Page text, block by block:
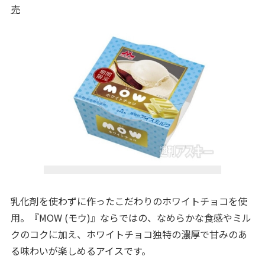
売
乳化剤を使わずに作ったこだわりのホワイトチョコを使
用。『MOW (モウ)』ならではの、なめらかな食感やミル
クのコクに加え、ホワイトチョコ独特の濃厚で甘みのあ
る味わいが楽しめるアイスです。